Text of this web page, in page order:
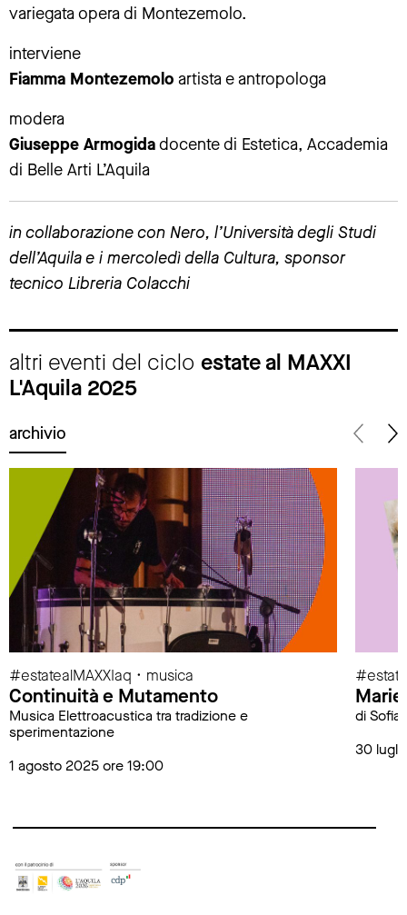
variegata opera di Montezemolo.
interviene
Fiamma Montezemolo artista e antropologa
modera
Giuseppe Armogidadocente di Estetica, Accademia
di Belle Arti L’Aquila
in collaborazione con Nero, l’Università degli Studi
dell’Aquila e i mercoledì della Cultura, sponsor
tecnico Libreria Colacchi
altri eventi del ciclo estate al MAXXI
L'Aquila 2025
archivio
#estatealMAXXIaq • musica
Continuità e Mutamento
Musica Elettroacustica tra tradizione e
sperimentazione
1 agosto 2025 ore 19:00
di Sofia
30